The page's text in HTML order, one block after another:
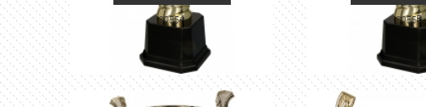
2055A 2055B